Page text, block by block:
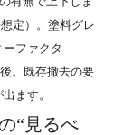
定）。塗料グレ
ファクタ
。既存撤去の要
ます。
“見るべ